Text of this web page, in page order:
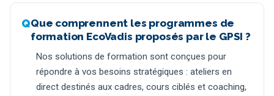
Que comprennent les programmes de
formation EcoVadis proposés par le GPSI ?
Nos solutions de formation sont conçues pour
répondre à vos besoins stratégiques : ateliers en
direct destinés aux cadres, cours ciblés et coaching,